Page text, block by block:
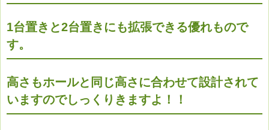
1台置きと2台置きにも拡張できる優れもので
す。
高さもホールと同じ高さに合わせて設計されて
いますのでしっくりきますよ！！